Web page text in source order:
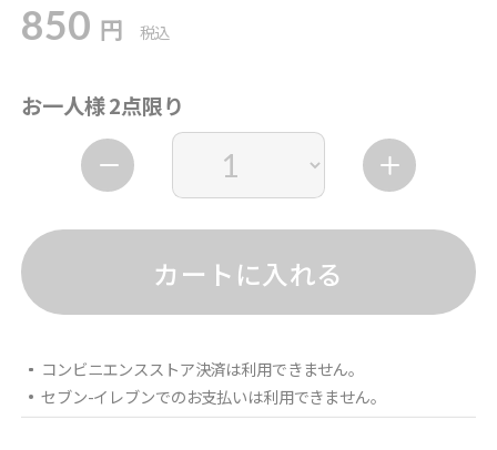
850 円 税込
お一人様 2点限り
カートに入れる
コンビニエンスストア決済は利用できません。
セブン-イレブンでのお支払いは利用できません。